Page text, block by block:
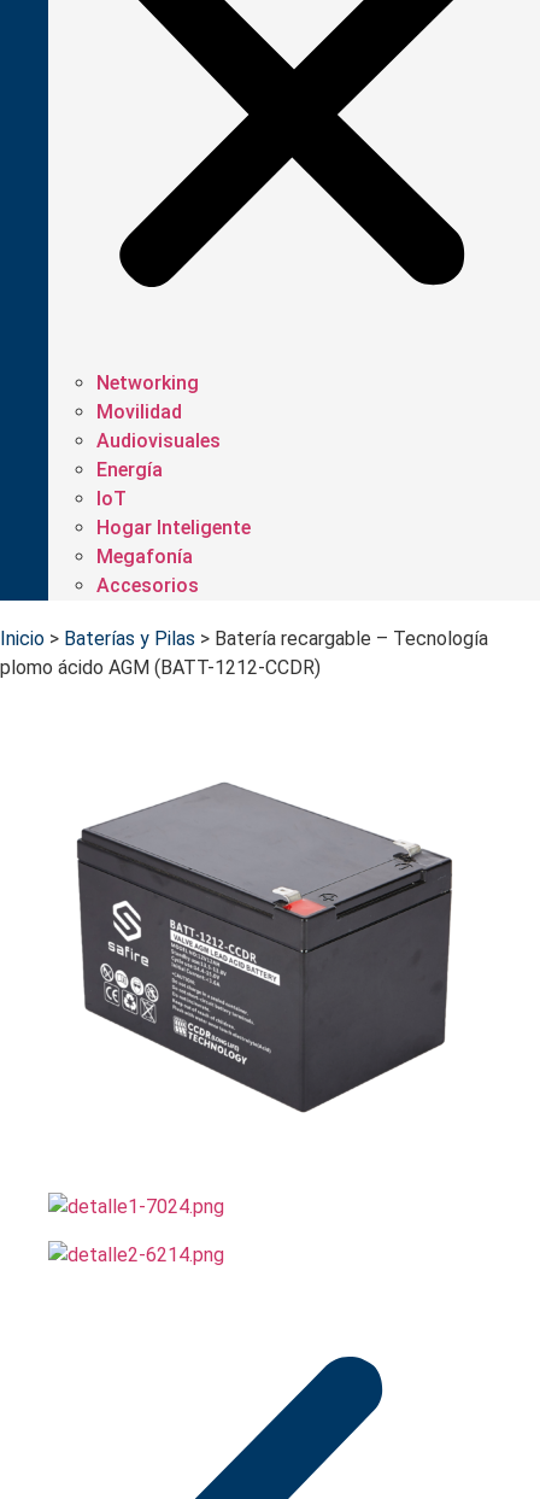
Networking
Movilidad
Audiovisuales
Energía
IoT
Hogar Inteligente
Megafonía
Accesorios
Inicio > Baterías y Pilas > Batería recargable – Tecnología
plomo ácido AGM (BATT-1212-CCDR)